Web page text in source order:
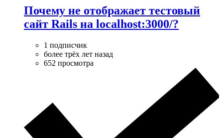
Почему не отображает тестовый
сайт Rails на localhost:3000/?
1 подписчик
более трёх лет назад
652 просмотра